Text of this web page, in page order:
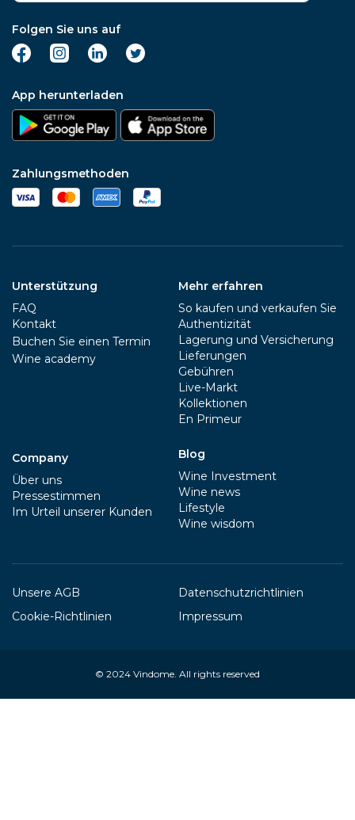
Folgen Sie uns auf
App herunterladen
Zahlungsmethoden
Unterstützung
FAQ
Kontakt
Buchen Sie einen Termin
Wine academy
Company
Über uns
Pressestimmen
Im Urteil unserer Kunden
Mehr erfahren
So kaufen und verkaufen Sie
Authentizität
Lagerung und Versicherung
Lieferungen
Gebühren
Live-Markt
Kollektionen
En Primeur
Blog
Wine Investment
Wine news
Lifestyle
Wine wisdom
Unsere AGB
Datenschutzrichtlinien
Cookie-Richtlinien
Impressum
© 2024 Vindome. All rights reserved